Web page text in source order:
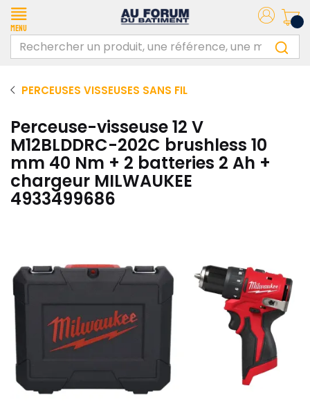
Menu
PERCEUSES VISSEUSES SANS FIL
Perceuse-visseuse 12 V
M12BLDDRC-202C brushless 10
mm 40 Nm + 2 batteries 2 Ah +
chargeur MILWAUKEE
4933499686